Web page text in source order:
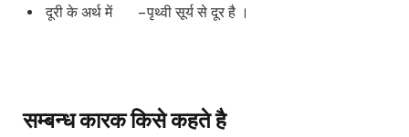
दूरी के अर्थ में – पृथ्वी सूर्य से दूर है ।
सम्बन्ध कारक किसे कहते है